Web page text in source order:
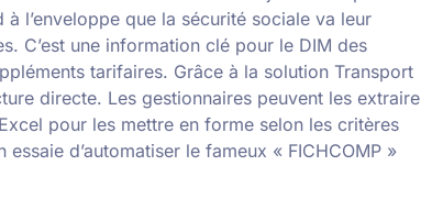
l’enveloppe que la sécurité sociale va leur
C’est une information clé pour le DIM des
tarifaires. Grâce à la solution Transport
directe. Les gestionnaires peuvent les extraire
pour les mettre en forme selon les critères
d’automatiser le fameux « FICHCOMP »